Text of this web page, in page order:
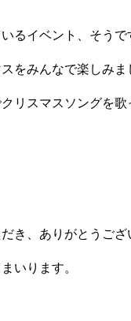
るイベント、そうで
をみんなで楽しみま
リスマスソングを
き、ありがとうござ
いります。